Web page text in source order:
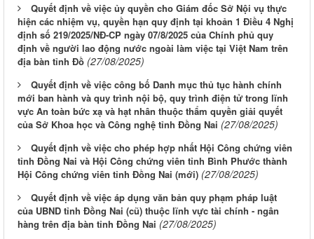
Quyết định về việc ủy quyền cho Giám đốc Sở Nội vụ thực
hiện các nhiệm vụ, quyền hạn quy định tại khoản 1 Điều 4 Nghị
định số 219/2025/NĐ-CP ngày 07/8/2025 của Chính phủ quy
định về người lao động nước ngoài làm việc tại Việt Nam trên
địa bàn tỉnh Đồ (27/08/2025)
Quyết định về việc công bố Danh mục thủ tục hành chính
mới ban hành và quy trình nội bộ, quy trình điện tử trong lĩnh
vực An toàn bức xạ và hạt nhân thuộc thẩm quyền giải quyết
của Sở Khoa học và Công nghệ tỉnh Đồng Nai (27/08/2025)
Quyết định về việc cho phép hợp nhất Hội Công chứng viên
tỉnh Đồng Nai và Hội Công chứng viên tỉnh Bình Phước thành
Hội Công chứng viên tỉnh Đồng Nai (mới) (27/08/2025)
Quyết định về việc áp dụng văn bản quy phạm pháp luật
của UBND tỉnh Đồng Nai (cũ) thuộc lĩnh vực tài chính - ngân
hàng trên địa bàn tỉnh Đồng Nai (27/08/2025)